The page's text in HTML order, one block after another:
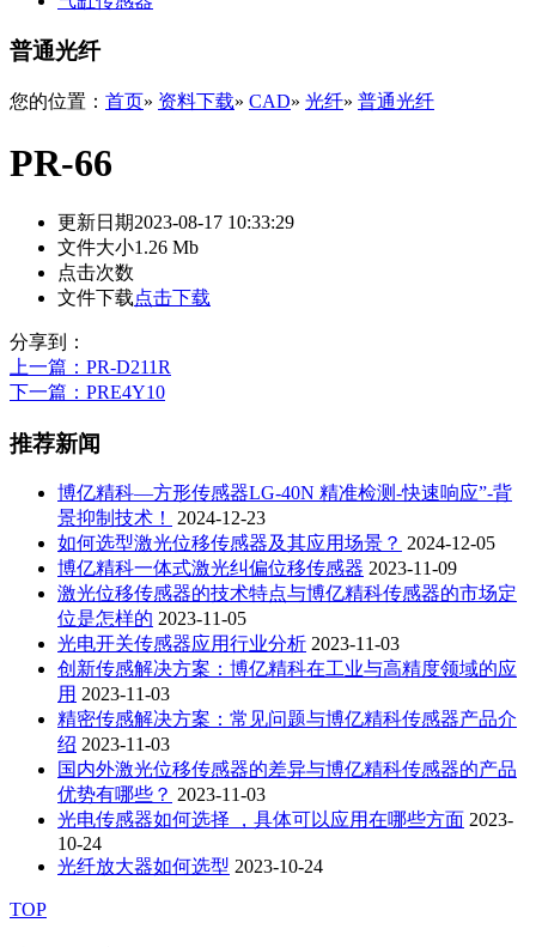
普通光纤
您的位置： 首页» 资料下载» CAD» 光纤» 普通光纤
PR-66
更新日期2023-08-17 10:33:29
文件大小1.26 Mb
点击次数
文件下载点击下载
分享到：
上一篇 ：PR-D211R
下一篇 ：PRE4Y10
推荐新闻
博亿精科—方形传感器LG-40N 精准检测-快速响应”-背
景抑制技术！
2024-12-23
如何选型激光位移传感器及其应用场景？ 2024-12-05
博亿精科一体式激光纠偏位移传感器 2023-11-09
激光位移传感器的技术特点与博亿精科传感器的市场定
位是怎样的 2023-11-05
光电开关传感器应用行业分析 2023-11-03
创新传感解决方案：博亿精科在工业与高精度领域的应
用 2023-11-03
精密传感解决方案：常见问题与博亿精科传感器产品介
绍 2023-11-03
国内外激光位移传感器的差异与博亿精科传感器的产品
优势有哪些？ 2023-11-03
光电传感器如何选择 ，具体可以应用在哪些方面 2023-
10-24
光纤放大器如何选型 2023-10-24
TOP